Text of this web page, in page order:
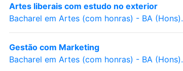
Artes liberais com estudo no exterior
Bacharel em Artes (com honras) - BA (Hons).
Gestão com Marketing
Bacharel em Artes (com honras) - BA (Hons).